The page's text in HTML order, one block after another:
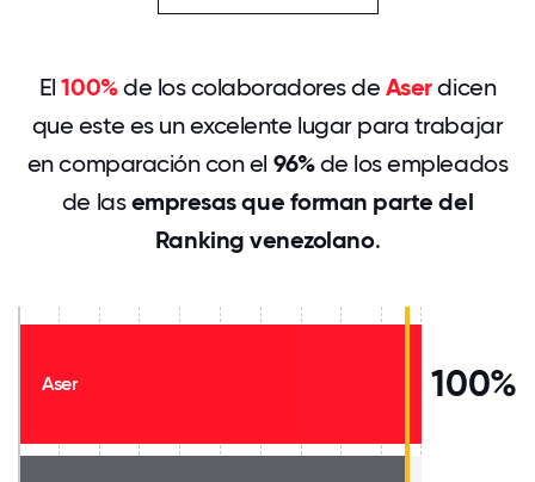
El100%de los colaboradores de Aserdicen
que este es un excelente lugar para trabajar
en comparación con el 96%de los empleados
de lasempresas que forman parte del
Ranking venezolano.
Aser 100%